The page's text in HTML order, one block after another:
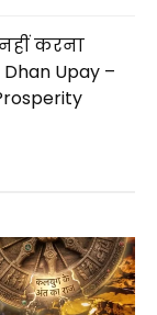
करना
Upay –